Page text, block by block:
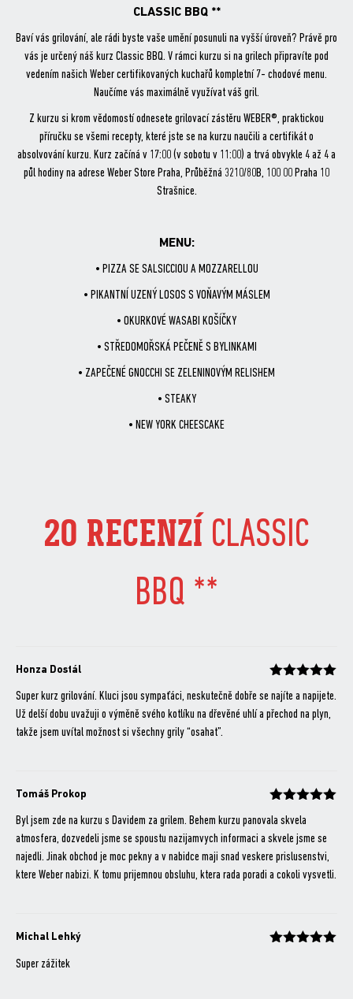
CLASSIC BBQ **
Baví vás grilování, ale rádi byste vaše umění posunuli na vyšší úroveň? Právě pro
vás je určený náš kurz Classic BBQ. V rámci kurzu si na grilech připravíte pod
vedením našich Weber certifikovaných kuchařů kompletní 7- chodové menu.
Naučíme vás maximálně využívat váš gril.
Z kurzu si krom vědomostí odnesete grilovací zástěru WEBER®, praktickou
příručku se všemi recepty, které jste se na kurzu naučili a certifikát o
absolvování kurzu. Kurz začíná v 17:00 (v sobotu v 11:00) a trvá obvykle 4 až 4 a
půl hodiny na adrese Weber Store Praha, Průběžná 3210/80B, 100 00 Praha 10
Strašnice.
MENU:
• PIZZA SE SALSICCIOU A MOZZARELLOU
• PIKANTNÍ UZENÝ LOSOS S VOŇAVÝM MÁSLEM
• OKURKOVÉ WASABI KOŠÍČKY
• STŘEDOMOŘSKÁ PEČENĚ S BYLINKAMI
• ZAPEČENÉ GNOCCHI SE ZELENINOVÝM RELISHEM
• STEAKY
• NEW YORK CHEESCAKE
20 RECENZÍ CLASSIC
BBQ **
Honza Dostál
Super kurz grilování. Kluci jsou sympaťáci, neskutečně dobře se najíte a napijete.
Už delší dobu uvažuji o výměně svého kotlíku na dřevěné uhlí a přechod na plyn,
takže jsem uvítal možnost si všechny grily “osahat”.
Tomáš Prokop
Byl jsem zde na kurzu s Davidem za grilem. Behem kurzu panovala skvela
atmosfera, dozvedeli jsme se spoustu nazijamvych informaci a skvele jsme se
najedli. Jinak obchod je moc pekny a v nabidce maji snad veskere prislusenstvi,
ktere Weber nabizi. K tomu prijemnou obsluhu, ktera rada poradi a cokoli vysvetli.
Michal Lehký
Super zážitek